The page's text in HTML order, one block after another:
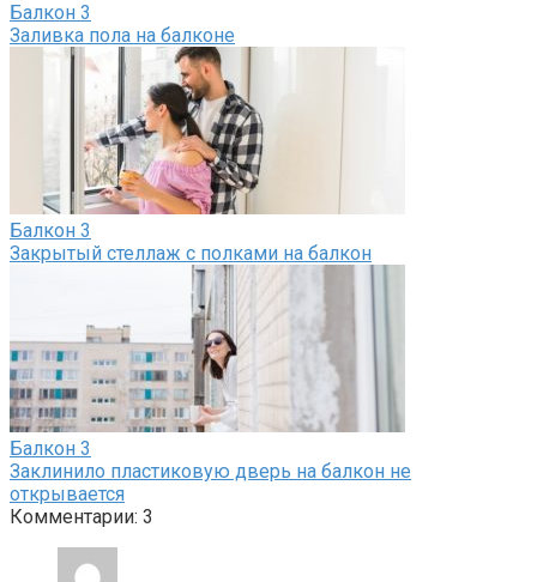
Балкон 3
Заливка пола на балконе
Балкон 3
Закрытый стеллаж с полками на балкон
Балкон 3
Заклинило пластиковую дверь на балкон не
открывается
Комментарии: 3